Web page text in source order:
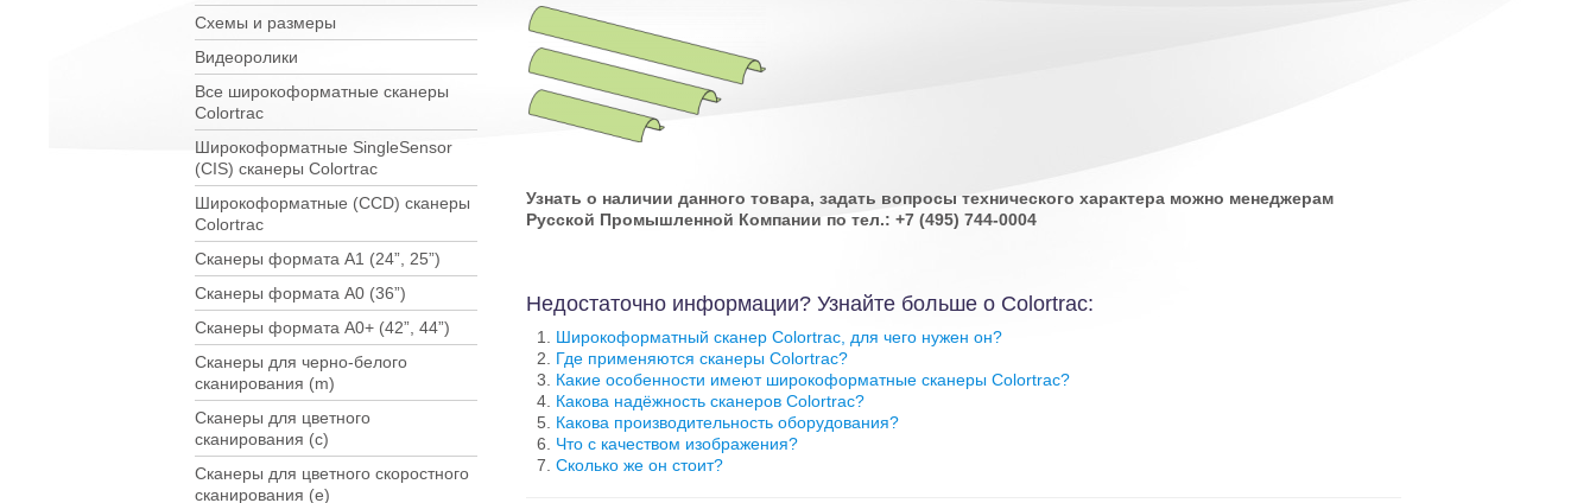
Схемы и размеры
Видеоролики
Все широкоформатные сканеры
Сolortrac
Широкоформатные SingleSensor
(CIS) сканеры Colortrac
Широкоформатные (CCD) сканеры
Colortrac
Сканеры формата А1 (24”, 25”)
Сканеры формата A0 (36”)
Сканеры формата A0+ (42”, 44”)
Сканеры для черно-белого
сканирования (m)
Сканеры для цветного
сканирования (c)
Сканеры для цветного скоростного
сканирования (e)
Узнать о наличии данного товара, задать вопросы технического характера можно менеджерам
Русской Промышленной Компании по тел.: +7 (495) 744-0004
Недостаточно информации? Узнайте больше о Colortrac:
Широкоформатный сканер Colortrac, для чего нужен он?
Где применяются сканеры Colortrac?
Какие особенности имеют широкоформатные сканеры Colortrac?
Какова надёжность сканеров Colortrac?
Какова производительность оборудования?
Что с качеством изображения?
Сколько же он стоит?